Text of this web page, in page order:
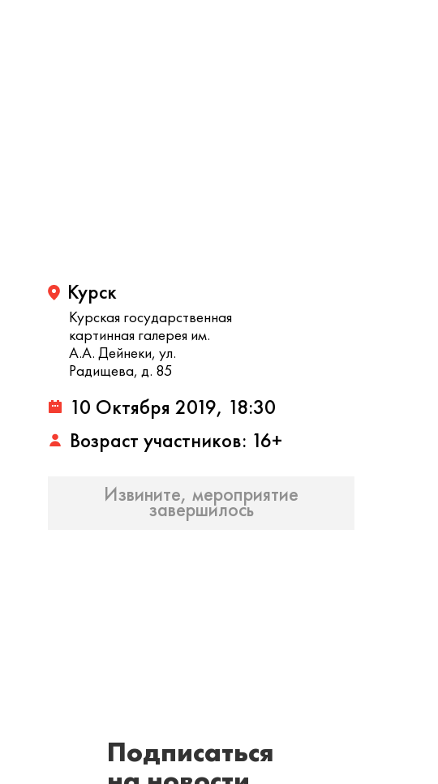
Курск
Курская государственная
картинная галерея им.
А.А. Дейнеки, ул.
Радищева, д. 85
10 Октября 2019, 18:30
Возраст участников: 16+
Извините, мероприятие
завершилось
Подписаться